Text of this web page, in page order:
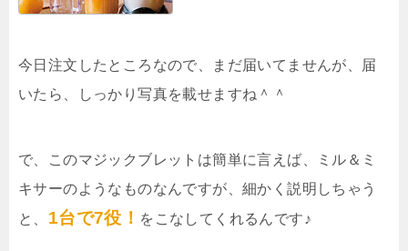
今日注文したところなので、まだ届いてませんが、届
いたら、しっかり写真を載せますね＾＾
で、このマジックブレットは簡単に言えば、ミル＆ミ
キサーのようなものなんですが、細かく説明しちゃう
と、 1台で7役！ をこなしてくれるんです♪